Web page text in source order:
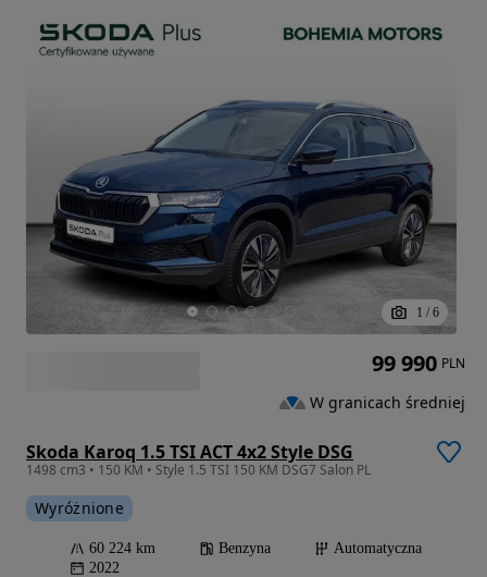
1 / 6
Skoda Karoq 1.5 TSI ACT 4x2 Style DSG
1498 cm3 • 150 KM • Style 1.5 TSI 150 KM DSG7 Salon PL
Wyróżnione
60 224 km Benzyna
Automatyczna
2022
99 990 PLN
W granicach średniej